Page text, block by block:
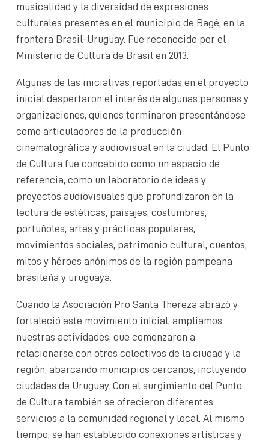
musicalidad y la diversidad de expresiones
culturales presentes en el municipio de Bagé, en la
frontera Brasil-Uruguay. Fue reconocido por el
Ministerio de Cultura de Brasil en 2013.
Algunas de las iniciativas reportadas en el proyecto
inicial despertaron el interés de algunas personas y
organizaciones, quienes terminaron presentándose
como articuladores de la producción
cinematográfica y audiovisual en la ciudad. El Punto
de Cultura fue concebido como un espacio de
referencia, como un laboratorio de ideas y
proyectos audiovisuales que profundizaron en la
lectura de estéticas, paisajes, costumbres,
portuñoles, artes y prácticas populares,
movimientos sociales, patrimonio cultural, cuentos,
mitos y héroes anónimos de la región pampeana
brasileña y uruguaya.
Cuando la Asociación Pro Santa Thereza abrazó y
fortaleció este movimiento inicial, ampliamos
nuestras actividades, que comenzaron a
relacionarse con otros colectivos de la ciudad y la
región, abarcando municipios cercanos, incluyendo
ciudades de Uruguay. Con el surgimiento del Punto
de Cultura también se ofrecieron diferentes
servicios a la comunidad regional y local. Al mismo
tiempo, se han establecido conexiones artísticas y